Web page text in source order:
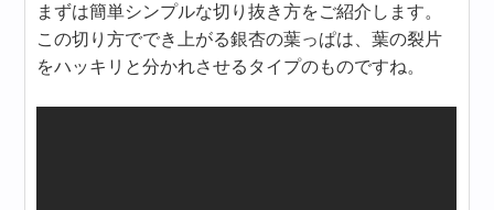
まずは簡単シンプルな切り抜き方をご紹介します。
この切り方ででき上がる銀杏の葉っぱは、葉の裂片
をハッキリと分かれさせるタイプのものですね。